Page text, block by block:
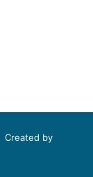
Created by